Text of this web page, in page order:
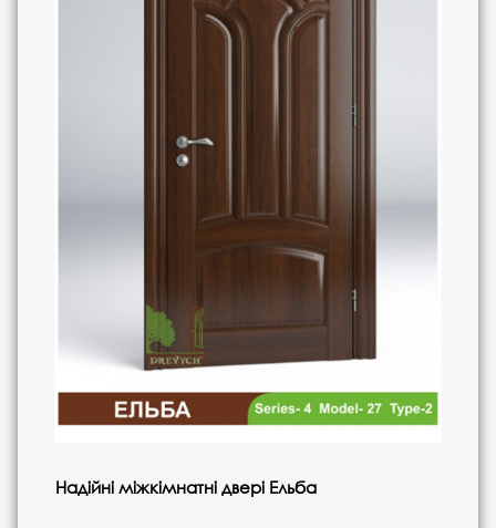
Надійні міжкімнатні двері Ельба